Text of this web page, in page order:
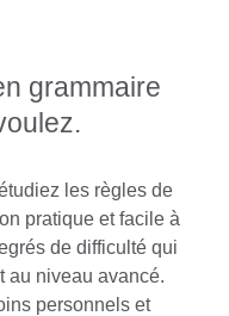
grammaire
les règles de
pratique et facile à
de difficulté qui
au niveau avancé.
personnels et